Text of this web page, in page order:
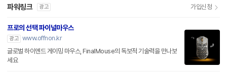
파워링크 광고 가입신청
프로의 선택 파이널마우스
광고 www.offnon.kr
글로벌 하이엔드 게이밍 마우스, FinalMouse의 독보적 기술력을 만나보
세요